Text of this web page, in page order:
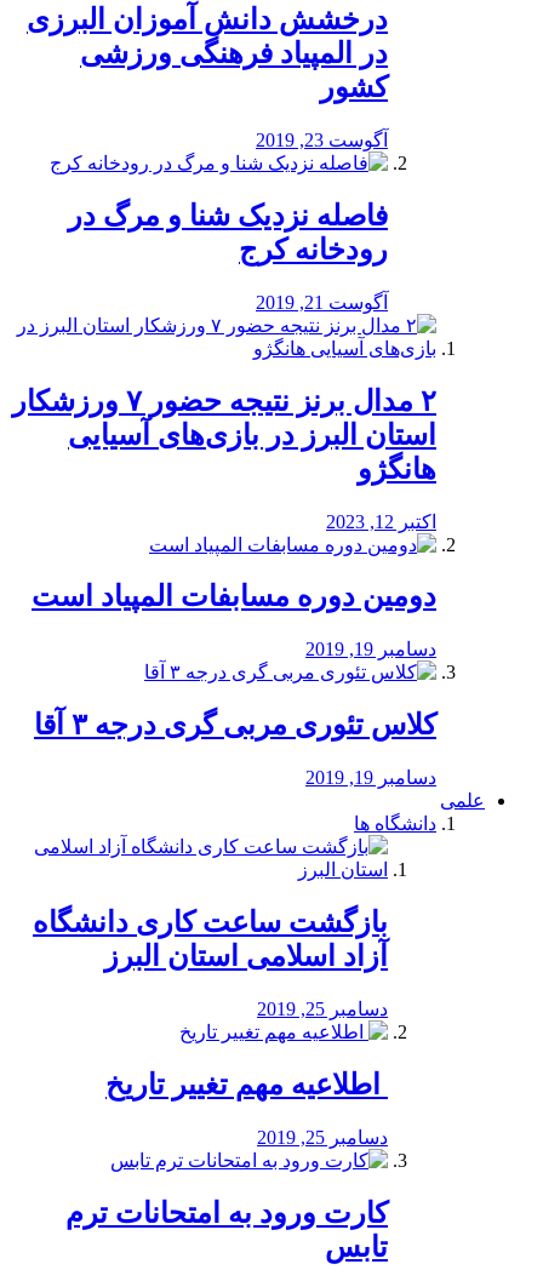
درخشش دانش آموزان البرزی
در المپیاد فرهنگی ورزشی
کشور
آگوست 23, 2019
️فاصله نزدیک شنا و مرگ در
رودخانه کرج
آگوست 21, 2019
۲ مدال برنز نتیجه حضور ۷ ورزشکار
استان البرز در بازی‌های آسیایی
هانگژو
اکتبر 12, 2023
دومین دوره مسابفات المپیاد است
دسامبر 19, 2019
کلاس تئوری مربی گری درجه ۳ آقا
دسامبر 19, 2019
علمی
دانشگاه ها
بازگشت ساعت کاری دانشگاه
آزاد اسلامی استان البرز
دسامبر 25, 2019
️ اطلاعیه مهم تغییر تاریخ
دسامبر 25, 2019
کارت ورود به امتحانات ترم
تابس